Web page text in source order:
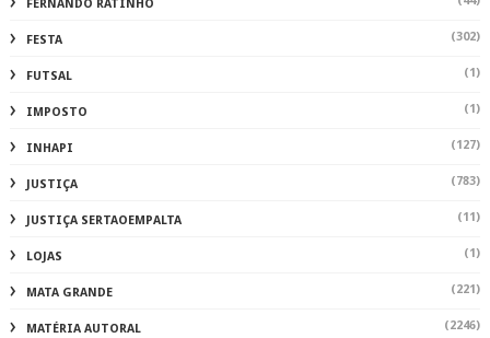
FERNANDO RATINHO
FESTA (302)
FUTSAL (1)
IMPOSTO (1)
INHAPI (127)
JUSTIÇA (783)
JUSTIÇA SERTAOEMPALTA (11)
LOJAS (1)
MATA GRANDE (221)
MATÉRIA AUTORAL (2246)